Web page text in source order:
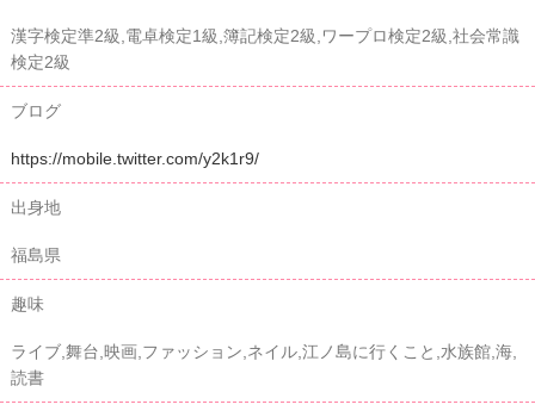
漢字検定準2級,電卓検定1級,簿記検定2級,ワープロ検定2級,社会常識
検定2級
ブログ
https://mobile.twitter.com/y2k1r9/
出身地
福島県
趣味
ライブ,舞台,映画,ファッション,ネイル,江ノ島に行くこと,水族館,海,
読書